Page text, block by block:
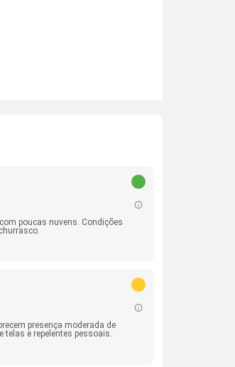
poucas nuvens. Condições
presença moderada de
telas e repelentes pessoais.